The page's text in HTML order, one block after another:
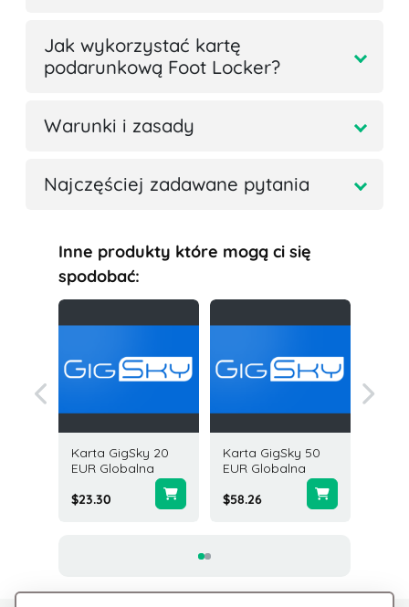
Jak wykorzystać kartę
podarunkową Foot Locker?
Warunki i zasady
Najczęściej zadawane pytania
Inne produkty które mogą ci się
spodobać:
Karta GigSky 20
EUR Globalna
$23.30
Karta GigSky 50
EUR Globalna
$58.26